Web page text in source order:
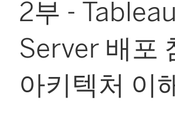
2부 - Tableau
Server 배포
아키텍처 이